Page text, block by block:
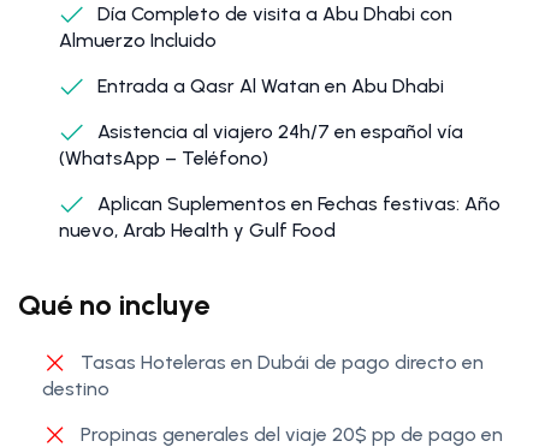
Día Completo de visita a Abu Dhabi con
Almuerzo Incluido
Entrada a Qasr Al Watan en Abu Dhabi
Asistencia al viajero 24h/7 en español vía
(WhatsApp – Teléfono)
Aplican Suplementos en Fechas festivas: Año
nuevo, Arab Health y Gulf Food
Qué no incluye
Tasas Hoteleras en Dubái de pago directo en
destino
Propinas generales del viaje 20$ pp de pago en